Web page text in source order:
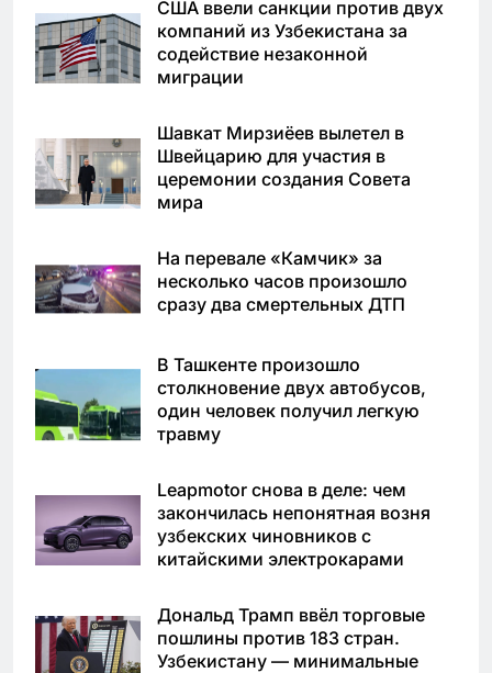
США ввели санкции против двух
компаний из Узбекистана за
содействие незаконной
миграции
Шавкат Мирзиёев вылетел в
Швейцарию для участия в
церемонии создания Совета
мира
На перевале «Камчик» за
несколько часов произошло
сразу два смертельных ДТП
В Ташкенте произошло
столкновение двух автобусов,
один человек получил легкую
травму
Leapmotor снова в деле: чем
закончилась непонятная возня
узбекских чиновников с
китайскими электрокарами
Дональд Трамп ввёл торговые
пошлины против 183 стран.
Узбекистану — минимальные